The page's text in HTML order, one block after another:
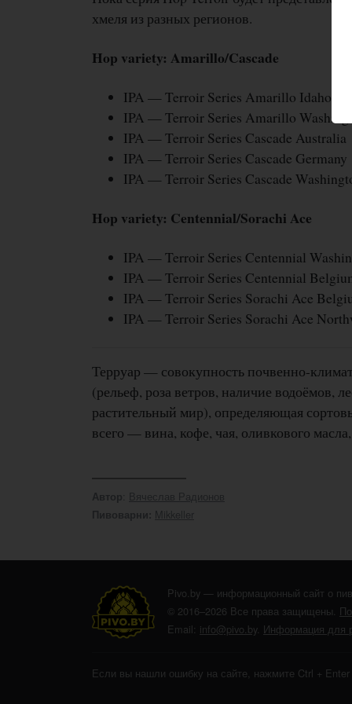
хмеля из разных регионов.
Hop variety: Amarillo/Cascade
IPA — Terroir Series Amarillo Idaho
IPA — Terroir Series Amarillo
IPA — Terroir Series Cascade Australia
IPA — Terroir Series Cascade Germany
IPA — Terroir Series Cascade
Hop variety: Centennial/Sorachi Ace
IPA — Terroir Series Centennial
IPA — Terroir Series Centennial
IPA — Terroir Series Sorachi Ace
IPA — Terroir Series Sorachi Ace
Терруар — совокупность почвенно-
(рельеф, роза ветров, наличие
растительный мир), определяющая
всего — вина, кофе, чая, оливкового
Автор Вячеслав Радионов
Пивоварни: Mikkeller
Pivo.by — информационный сайт о
© 2016–2026 Все права защищены.
Email: info@pivo.by. Информация для
Если вы нашли ошибку на сайте, нажмите Ctrl +